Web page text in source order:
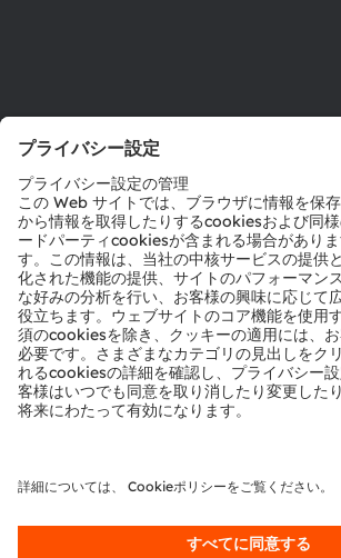
お問い合わせ
テクニカルサポート
パートナーネットワーク
通報
© 2026 ams-OSRAM AG. All rights reserved.
プライバシーポリシー 利用規約 取引条件
AI利用ポリシー